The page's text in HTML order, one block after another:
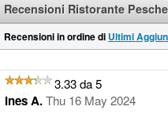
Recensioni Ristorante
Recensioni in ordine di Ultimi
3.33 da 5
Ines A.Thu 16 May 2024